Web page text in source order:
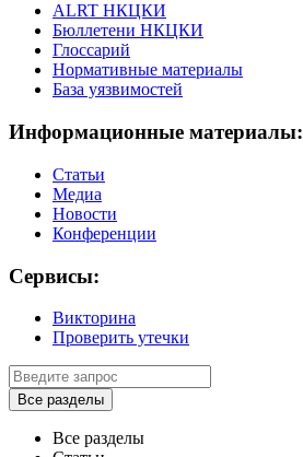
ALRT НКЦКИ
Бюллетени НКЦКИ
Глоссарий
Нормативные материалы
База уязвимостей
Информационные материалы:
Статьи
Медиа
Новости
Конференции
Сервисы:
Викторина
Проверить утечки
Все разделы
Все разделы